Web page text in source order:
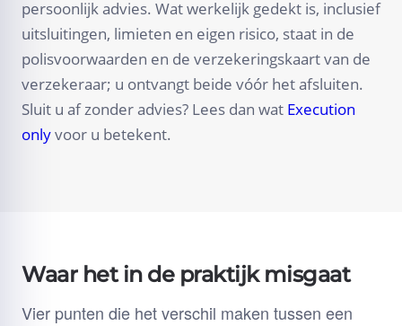
persoonlijk advies. Wat werkelijk gedekt is, inclusief
uitsluitingen, limieten en eigen risico, staat in de
polisvoorwaarden en de verzekeringskaart van de
verzekeraar; u ontvangt beide vóór het afsluiten.
Sluit u af zonder advies? Lees dan wat Execution
onlyvoor u betekent.
Waar het in de praktijk misgaat
Vier punten die het verschil maken tussen een